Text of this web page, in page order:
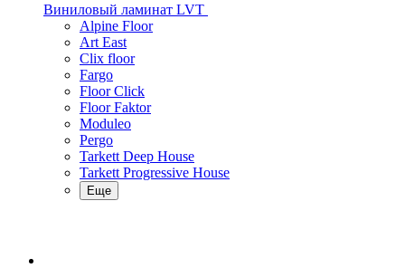
Виниловый ламинат LVT
Alpine Floor
Art East
Clix floor
Fargo
Floor Click
Floor Faktor
Moduleo
Pergo
Tarkett Deep House
Tarkett Progressive House
Еще